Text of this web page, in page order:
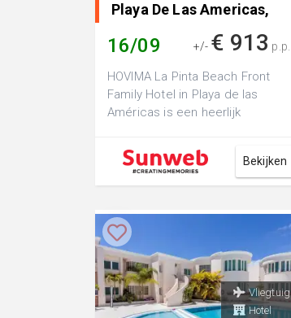
Playa De Las Americas,
16/09 +/- € 913 p.p.
HOVIMA La Pinta Beach Front
Family Hotel in Playa de las
Américas is een heerlijk
aa...
Bekijken
Vliegtuig
Hotel